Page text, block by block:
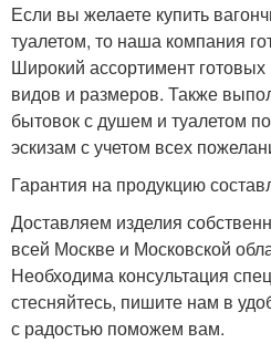
Если вы желаете купить
туалетом, то наша компания
Широкий ассортимент готовых
видов и размеров. Также
бытовок с душем и туалетом
эскизам с учетом всех
Гарантия на продукцию
Доставляем изделия
всей Москве и Московской
Необходима консультация
стесняйтесь, пишите нам в
с радостью поможем вам.